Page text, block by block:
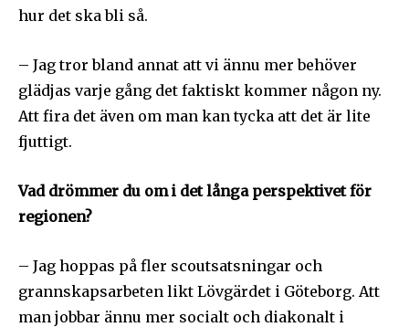
hur det ska bli så.
– Jag tror bland annat att vi ännu mer behöver
glädjas varje gång det faktiskt kommer någon ny.
Att fira det även om man kan tycka att det är lite
fjuttigt.
Vad drömmer du om i det långa perspektivet för
regionen?
– Jag hoppas på fler scoutsatsningar och
grannskapsarbeten likt Lövgärdet i Göteborg. Att
man jobbar ännu mer socialt och diakonalt i